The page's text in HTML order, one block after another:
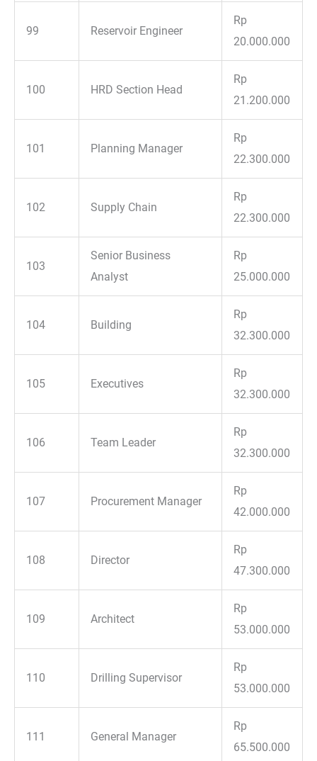
99 Reservoir Engineer
Rp
20.000.000
100 HRD Section Head
Rp
21.200.000
101 Planning Manager
Rp
22.300.000
102 Supply Chain
Rp
22.300.000
103
Senior Business
Analyst
Rp
25.000.000
104 Building
Rp
32.300.000
105 Executives
Rp
32.300.000
106 Team Leader
Rp
32.300.000
107 Procurement Manager
Rp
42.000.000
108 Director
Rp
47.300.000
109 Architect
Rp
53.000.000
110 Drilling Supervisor
Rp
53.000.000
111 General Manager
Rp
65.500.000